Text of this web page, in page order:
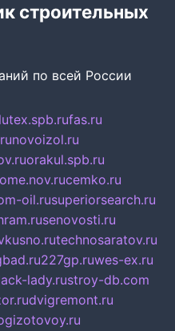
строительных
по всей России
fas.ru
novoizol.ru
orakul.spb.ru
cemko.ru
oil.rusuperiorsearch.ru
senovosti.ru
technosaratov.ru
227gp.ruwes-ex.ru
lady.rustroy-db.com
dvigremont.ru